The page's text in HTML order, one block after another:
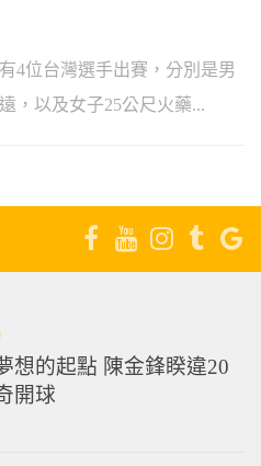
4位台灣選手出賽，分別是男
，以及女子25公尺火藥...
想的起點 陳金鋒睽違20
開球